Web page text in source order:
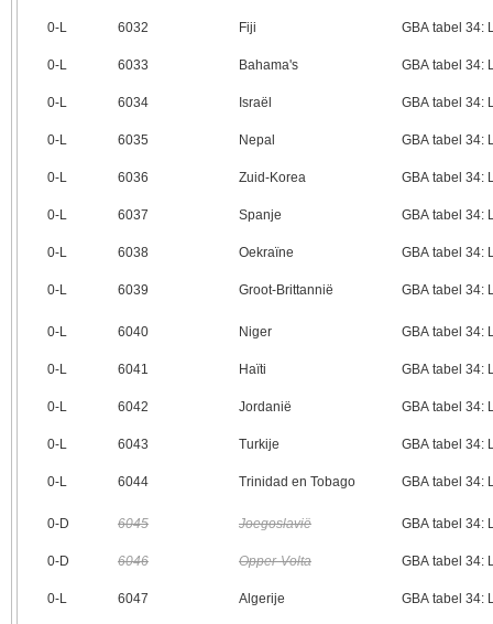
0‑L 6032 Fiji GBA tabel 34:
0‑L 6033 Bahama's GBA tabel 34:
0‑L 6034 Israël GBA tabel 34:
0‑L 6035 Nepal GBA tabel 34:
0‑L 6036 Zuid-Korea GBA tabel 34:
0‑L 6037 Spanje GBA tabel 34:
0‑L 6038 Oekraïne GBA tabel 34:
0‑L 6039 Groot-Brittannië GBA tabel 34:
0‑L 6040 Niger GBA tabel 34:
0‑L 6041 Haïti GBA tabel 34:
0‑L 6042 Jordanië GBA tabel 34:
0‑L 6043 Turkije GBA tabel 34:
0‑L 6044 Trinidad en Tobago GBA tabel 34:
0‑D 6045 Joegoslavië GBA tabel 34:
0‑D 6046 Opper-Volta GBA tabel 34:
0‑L 6047 Algerije GBA tabel 34: